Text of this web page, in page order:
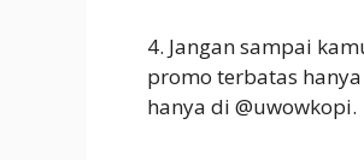
4. Jangan sampai
promo terbatas
hanya di @uwowkopi.